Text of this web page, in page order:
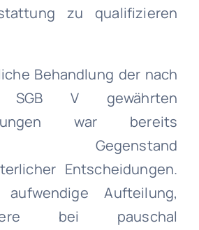
zu qualifizieren
Behandlung der nach
V gewährten
war bereits
Gegenstand
Entscheidungen.
Aufteilung,
bei pauschal